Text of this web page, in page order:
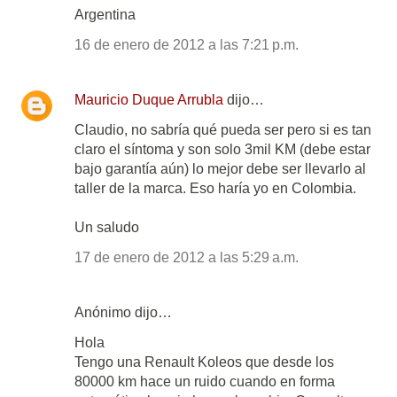
Argentina
16 de enero de 2012 a las 7:21 p.m.
Mauricio Duque Arrubla dijo…
Claudio, no sabría qué pueda ser pero si es tan
claro el síntoma y son solo 3mil KM (debe estar
bajo garantía aún) lo mejor debe ser llevarlo al
taller de la marca. Eso haría yo en Colombia.
Un saludo
17 de enero de 2012 a las 5:29 a.m.
Anónimo dijo…
Hola
Tengo una Renault Koleos que desde los
80000 km hace un ruido cuando en forma